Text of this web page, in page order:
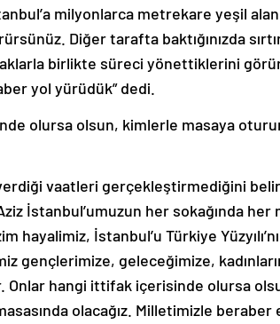
milyonlarca metrekare yeşil alan
Diğer tarafta baktığınızda
birlikte süreci yönettiklerini
yol yürüdük” dedi.
olursa olsun, kimlerle masaya
vaatleri gerçekleştirmediğini
İstanbul’umuzun her sokağında her
hayalimiz, İstanbul’u Türkiye
gençlerimize, geleceğimize,
Onlar hangi ittifak içerisinde olursa
olacağız. Milletimizle